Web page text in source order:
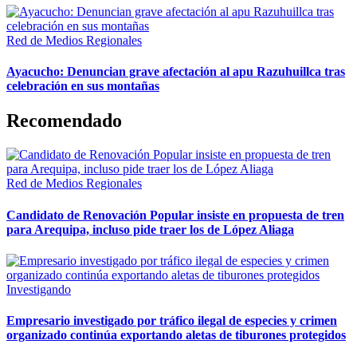
Red de Medios Regionales
Ayacucho: Denuncian grave afectación al apu Razuhuillca tras
celebración en sus montañas
Recomendado
Red de Medios Regionales
Candidato de Renovación Popular insiste en propuesta de tren
para Arequipa, incluso pide traer los de López Aliaga
Investigando
Empresario investigado por tráfico ilegal de especies y crimen
organizado continúa exportando aletas de tiburones protegidos